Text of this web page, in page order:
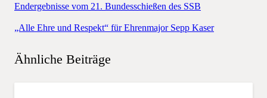
Endergebnisse vom 21. Bundesschießen des SSB
„Alle Ehre und Respekt“ für Ehrenmajor Sepp Kaser
Ähnliche Beiträge